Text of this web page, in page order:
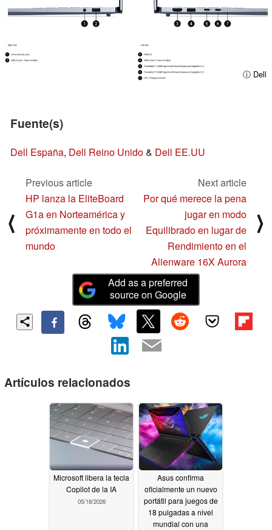
ⓘ Dell
Fuente(s)
Dell España, Dell Reino Unido& Dell EE.UU
⟨
Previous article
HP lanza la EliteBoard
G1a en Norteamérica y
próximamente en todo el
mundo
Next article
Por qué merece la pena
jugar en modo
Equilibrado en lugar de
Rendimiento en el
Alienware 16X Aurora
⟩
Add as a preferred
source on Google
Artículos relacionados
Microsoft libera la tecla
Copilot de la IA
05/18/2026
Asus confirma
oficialmente un nuevo
portátil para juegos de
18 pulgadas a nivel
mundial con una